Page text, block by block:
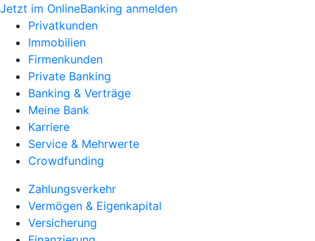
Jetzt im OnlineBanking anmelden
Privatkunden
Immobilien
Firmenkunden
Private Banking
Banking & Verträge
Meine Bank
Karriere
Service & Mehrwerte
Crowdfunding
Zahlungsverkehr
Vermögen & Eigenkapital
Versicherung